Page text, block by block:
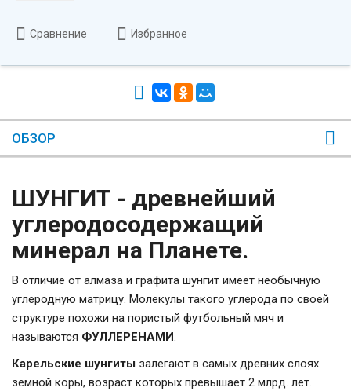
Сравнение Избранное
ОБЗОР
ШУНГИТ - древнейший
углеродосодержащий
минерал на Планете.
В отличие от алмаза и графита шунгит имеет необычную
углеродную матрицу. Молекулы такого углерода по своей
структуре похожи на пористый футбольный мяч и
называются ФУЛЛЕРЕНАМИ.
Карельские шунгиты залегают в самых древних слоях
земной коры, возраст которых превышает 2 млрд. лет.